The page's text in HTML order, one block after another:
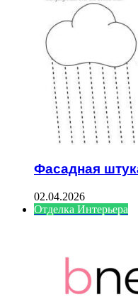
Фасадная
02.04.2026
Отделка Интерьера